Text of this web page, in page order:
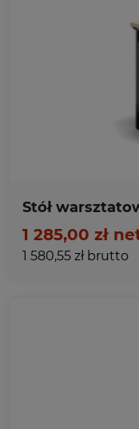
Stół
1 285,00 zł
1 580,55 zł brutto